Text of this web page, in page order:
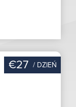
€27 / DZIEŃ